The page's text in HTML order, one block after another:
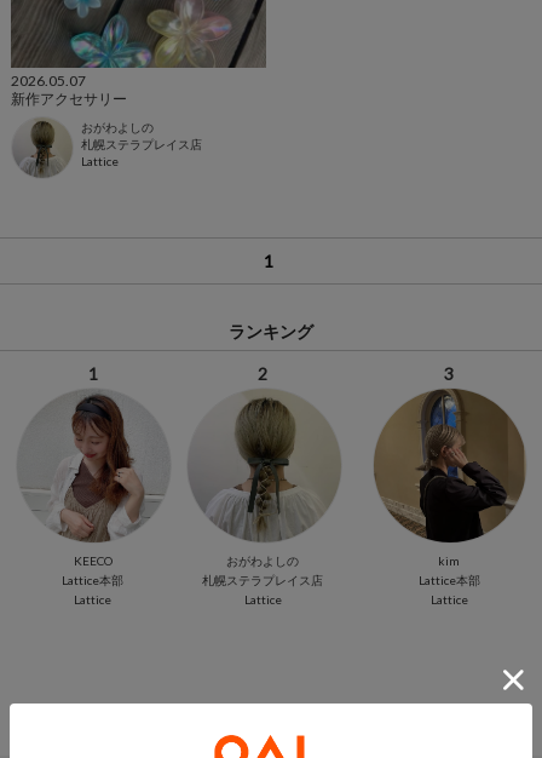
2026.05.07
新作アクセサリー
おがわよしの
札幌ステラプレイス店
Lattice
1
ランキング
1
KEECO
Lattice本部
Lattice
2
おがわよしの
札幌ステラプレイス店
Lattice
3
kim
Lattice本部
Lattice